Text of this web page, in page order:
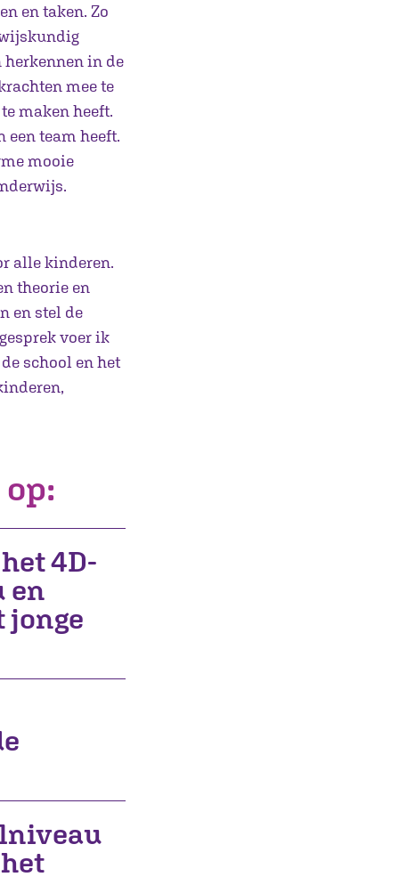
en taken. Zo
herkennen in de
mee te
maken heeft.
een team heeft.
mooie
alle kinderen.
theorie en
en stel de
voer ik
school en het
4D-
en
jonge